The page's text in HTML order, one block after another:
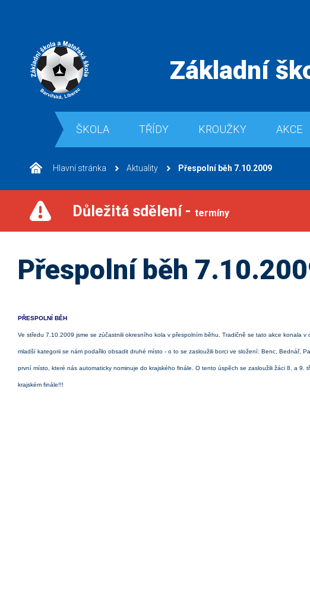
Základní
ŠKOLA TŘÍDY KROUŽKY AKCE
Hlavní stránka Aktuality Přespolní běh 7.10.2009
Důležitá sdělení - termíny
Přespolní běh
PŘESPOLNÍ BĚH
Ve středu 7.10.2009 jsme se zúčastnili okresního kola v přespolním běhu. Tradičně se tato akce konala
mladší kategorii se nám podařilo obsadit druhé místo - o to se zasloužili borci ve složení: Benc, Bednář,
první místo, které nás automaticky nominuje do krajského finále. O tento úspěch se zasloužili žáci 8. a 9.
krajském finále!!!